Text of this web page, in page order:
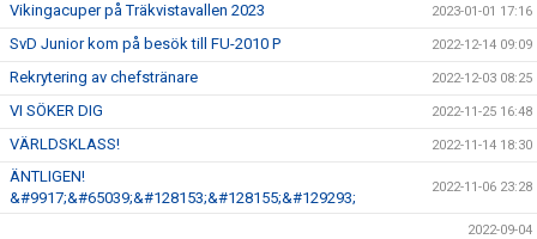
Vikingacuper på Träkvistavallen 2023 2023-01-01 17:16
SvD Junior kom på besök till FU-2010 P 2022-12-14 09:09
Rekrytering av chefstränare 2022-12-03 08:25
VI SÖKER DIG 2022-11-25 16:48
VÄRLDSKLASS! 2022-11-14 18:30
ÄNTLIGEN!
&#9917;&#65039;&#128153;&#128155;&#129293;
2022-11-06 23:28
2022-09-04